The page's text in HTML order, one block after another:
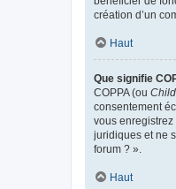
création d’un
Haut
Que signifie
COPPA (ou
consentement
vous
juridiques et ne
forum ? ».
Haut